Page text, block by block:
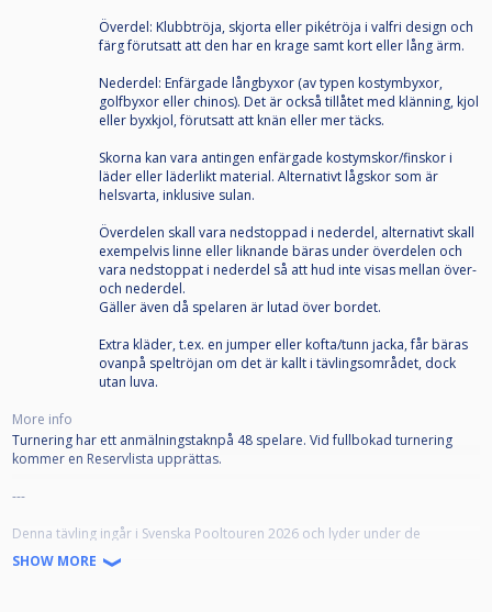
Överdel: Klubbtröja, skjorta eller pikétröja i valfri design och
färg förutsatt att den har en krage samt kort eller lång ärm.
Nederdel: Enfärgade långbyxor (av typen kostymbyxor,
golfbyxor eller chinos). Det är också tillåtet med klänning, kjol
eller byxkjol, förutsatt att knän eller mer täcks.
Skorna kan vara antingen enfärgade kostymskor/finskor i
läder eller läderlikt material. Alternativt lågskor som är
helsvarta, inklusive sulan.
Överdelen skall vara nedstoppad i nederdel, alternativt skall
exempelvis linne eller liknande bäras under överdelen och
vara nedstoppat i nederdel så att hud inte visas mellan över-
och nederdel.
Gäller även då spelaren är lutad över bordet.
Extra kläder, t.ex. en jumper eller kofta/tunn jacka, får bäras
ovanpå speltröjan om det är kallt i tävlingsområdet, dock
utan luva.
More info
Turnering har ett anmälningstaknpå 48 spelare. Vid fullbokad turnering
kommer en Reservlista upprättas.
---
Denna tävling ingår i Svenska Pooltouren 2026 och lyder under de
tävlingsbestämmelser som började gälla 1 juli 2026.
SHOW MORE